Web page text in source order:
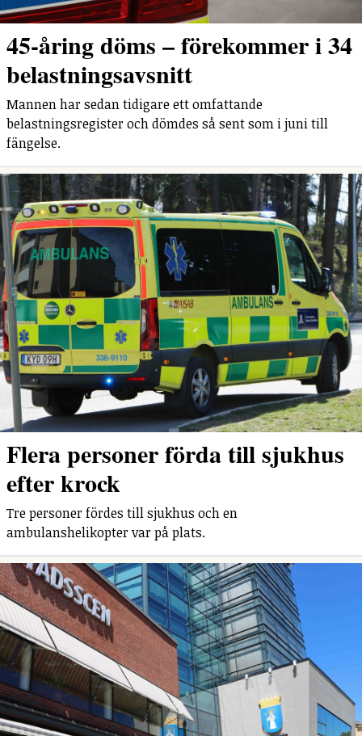
45-åring döms – förekommer i 34
belastningsavsnitt
Mannen har sedan tidigare ett omfattande
belastningsregister och dömdes så sent som i juni till
fängelse.
Flera personer förda till sjukhus
efter krock
Tre personer fördes till sjukhus och en
ambulanshelikopter var på plats.